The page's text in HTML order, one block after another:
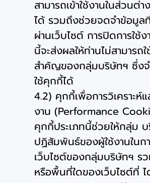
สามารถเข้าใช้งานในส่วนต่
ได้ รวมถึงช่วยจดจำข้อมูล
ผ่านเว็บไซต์ การปิดการใช้
นี้จะส่งผลให้ท่านไม่สามารถใ
สำคัญของกลุ่มบริษัทฯ ซึ่งจ
ใช้คุกกี้ได้
4.2) คุกกี้เพื่อการวิเคราะห์แ
งาน (Performance
คุกกี้ประเภทนี้ช่วยให้กลุ่ม
ปฏิสัมพันธ์ของผู้ใช้งานในก
เว็บไซต์ของกลุ่มบริษัทฯ ร
หรือพื้นที่ใดของเว็บไซต์ที่